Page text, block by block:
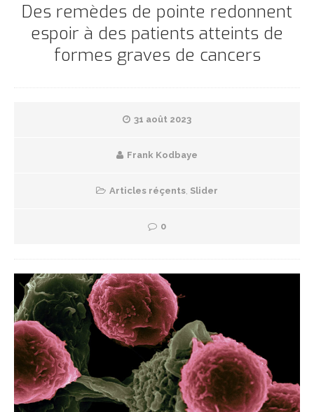
Des remèdes de pointe redonnent
espoir à des patients atteints de
formes graves de cancers
31 août 2023
Frank Kodbaye
Articles réçents, Slider
0